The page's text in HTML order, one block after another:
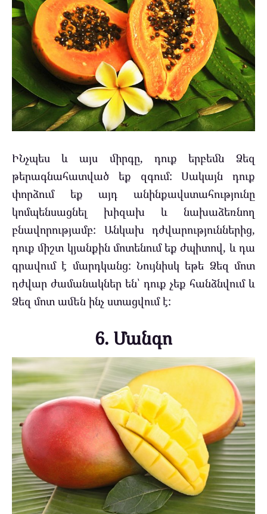
ԻՆչպես և այս միրգը, դուք երբեմն Ձեզ
թերագնահատված եք զգում: Սակայն դուք
փորձում եք այդ անինքավստահությունը
կոմպենսացնել խիզախ և նախաձեռնող
բնավորությամբ: Անկախ դժվարություններից,
դուք միշտ կյանքին մոտենում եք ժպիտով, և դա
գրավում է մարդկանց: Նույնիսկ եթե Ձեզ մոտ
դժվար ժամանակներ են՝ դուք չեք հանձնվում և
Ձեզ մոտ ամեն ինչ ստացվում է:
6. Մանգո